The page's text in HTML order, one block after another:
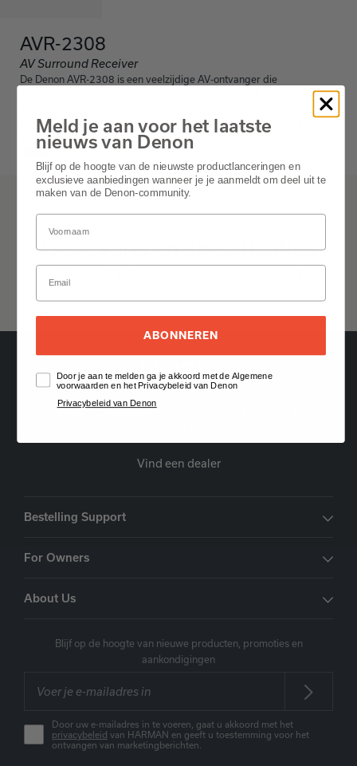
AVR-2308
AV Surround Receiver
De Denon AVR-2308 is een veelzijdige AV-ontvanger die
indrukwekkende audio- en videomogelijkheden biedt, waaronder
ondersteuning voor 7.1 kanalen, geavanceerde audioformaten zoals
Dolby TrueHD en DTS-HD Master Audio, meerdere HDMI-ingangen,
video-upscaling en Audyssey MultEQ-kamercalibratie.
Black
Gegevens en specificaties
Oude Stadsgracht 1, 5611DD Eindhoven, NL
Vind een dealer
Bestelling Support
For Owners
About Us
Blijf op de hoogte van nieuwe producten, promoties en
aankondigingen
Door uw e-mailadres in te voeren, gaat u akkoord met het
privacybeleid van HARMAN en geeft u toestemming voor het
ontvangen van marketingberichten.
Meld je aan voor het laatste
nieuws van Denon
Blijf op de hoogte van de nieuwste productlanceringen en
exclusieve aanbiedingen wanneer je je aanmeldt om deel uit te
maken van de Denon-community.
ABONNEREN
Door je aan te melden ga je akkoord met de Algemene
voorwaarden en het Privacybeleid van Denon
Privacybeleid van Denon